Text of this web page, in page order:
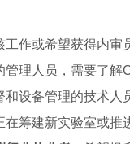
作或希望获得内审
理人员，需要了解
设备管理的技术人
在筹建新实验室或推